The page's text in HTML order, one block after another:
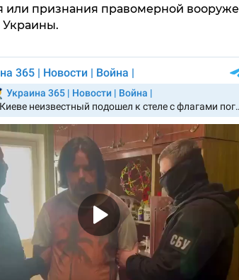
или признания правомерной
Украины.